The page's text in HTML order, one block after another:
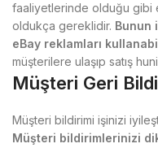
faaliyetlerinde olduğu gibi
oldukça gereklidir. Bunun
eBay reklamları
müşterilere ulaşıp satış
Müşteri Geri
Müşteri bildirimi işinizi
Müşteri bildirimlerinizi